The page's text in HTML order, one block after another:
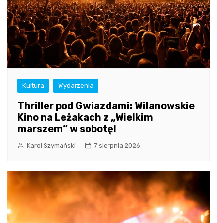
Kultura Wydarzenia
Thriller pod Gwiazdami: Wilanowskie
Kino na Leżakach z „Wielkim
marszem” w sobotę!
Karol Szymański 7 sierpnia 2026